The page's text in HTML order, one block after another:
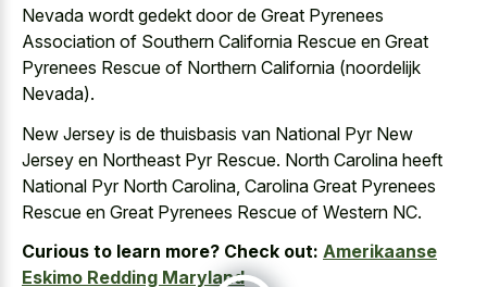
Nevada wordt gedekt door de Great Pyrenees
Association of Southern California Rescue en Great
Pyrenees Rescue of Northern California (noordelijk
Nevada).
New Jersey is de thuisbasis van National Pyr New
Jersey en Northeast Pyr Rescue. North Carolina heeft
National Pyr North Carolina, Carolina Great Pyrenees
Rescue en Great Pyrenees Rescue of Western NC.
Curious to learn more? Check out: Amerikaanse
Eskimo Redding Maryland